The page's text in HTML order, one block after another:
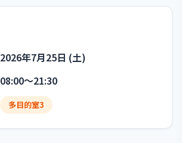
2026年7月25日 (土)
08:00〜21:30
多目的室3